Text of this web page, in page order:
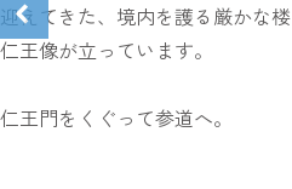
迎えてきた、境内を護る厳かな
仁王像が立っています。
仁王門をくぐって参道へ。